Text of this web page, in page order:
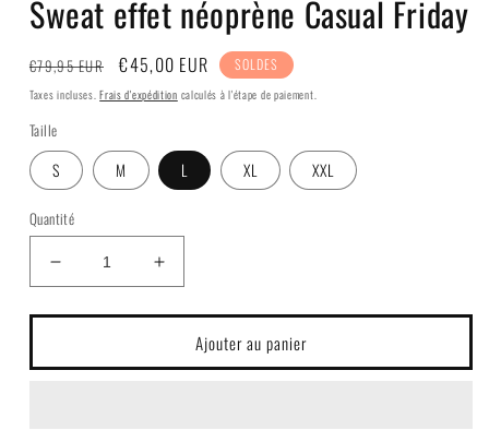
fenêtre
modale
Sweat effet néoprène Casual Friday
Prix
habituel
€79,95 EUR
Prix
soldé
€45,00 EUR SOLDES
Taxes incluses.Frais d'expédition calculés à l'étape de paiement.
Taille
S M L XL XXL
Quantité
Réduire
la
quantité
Sweat
Augmenter
la
quantité
Sweat
Ajouter au panier